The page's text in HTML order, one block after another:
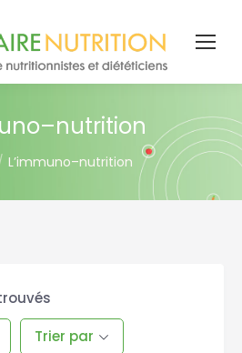
L’immuno–nutrition
Trier par